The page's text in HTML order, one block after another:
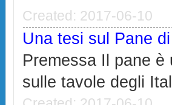
Created: 2017-06-10
Una tesi sul Pane
Premessa Il pane è
sulle tavole degli